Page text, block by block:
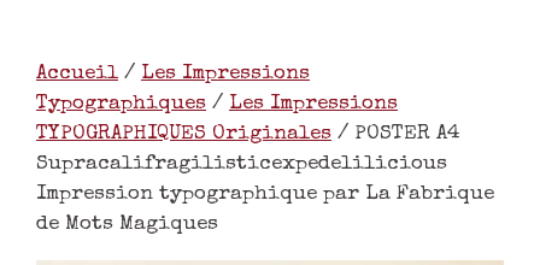
Accueil/ Les Impressions
Typographiques / Les Impressions
TYPOGRAPHIQUES Originales / POSTER A4
Supracalifragilisticexpedelilicious
Impression typographique par La Fabrique
de Mots Magiques